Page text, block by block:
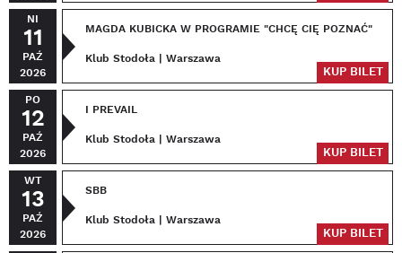
NI
11
PAŹ
2026
MAGDA KUBICKA W PROGRAMIE "CHCĘ CIĘ POZNAĆ"
Klub Stodoła | Warszawa
KUP BILET
PO
12
PAŹ
2026
I PREVAIL
Klub Stodoła | Warszawa
KUP BILET
WT
13
PAŹ
2026
SBB
Klub Stodoła | Warszawa
KUP BILET